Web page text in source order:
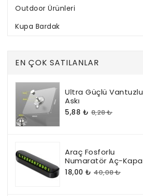
Outdoor Ürünleri
Kupa Bardak
EN ÇOK SATILANLAR
Ultra Güçlü Vantuzlu
Askı
5,88 ₺ 8,28 ₺
Araç Fosforlu
Numaratör Aç-Kapa
18,00 ₺ 40,08 ₺